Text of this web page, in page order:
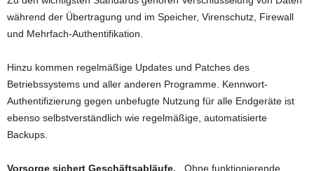
während der Übertragung und im Speicher, Virenschutz, Firewall
und Mehrfach-Authentifikation.
Hinzu kommen regelmäßige Updates und Patches des
Betriebssystems und aller anderen Programme. Kennwort-
Authentifizierung gegen unbefugte Nutzung für alle Endgeräte ist
ebenso selbstverständlich wie regelmäßige, automatisierte
Backups.
Vorsorge sichert Geschäftsabläufe. Ohne funktionierende